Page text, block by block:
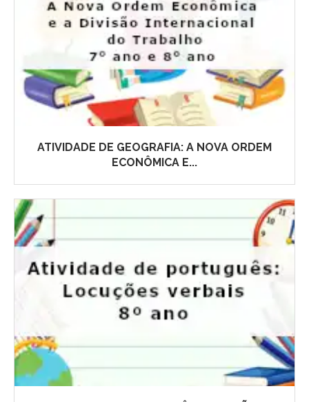
ATIVIDADE DE GEOGRAFIA: A NOVA ORDEM
ECONÔMICA E...